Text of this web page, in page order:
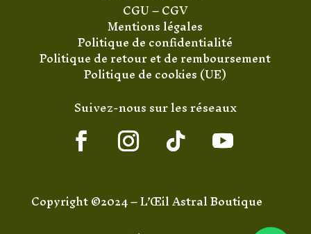
CGU–CGV
Mentions légales
Politique de confidentialité
Politique de retour et de remboursement
Politique de cookies (UE)
Suivez-nous sur les réseaux
Copyright ©2024 – L’Œil Astral Boutique